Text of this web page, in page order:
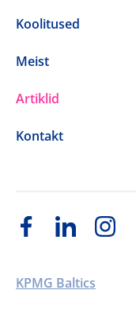
Koolitused
Meist
Artiklid
Kontakt
KPMG Baltics